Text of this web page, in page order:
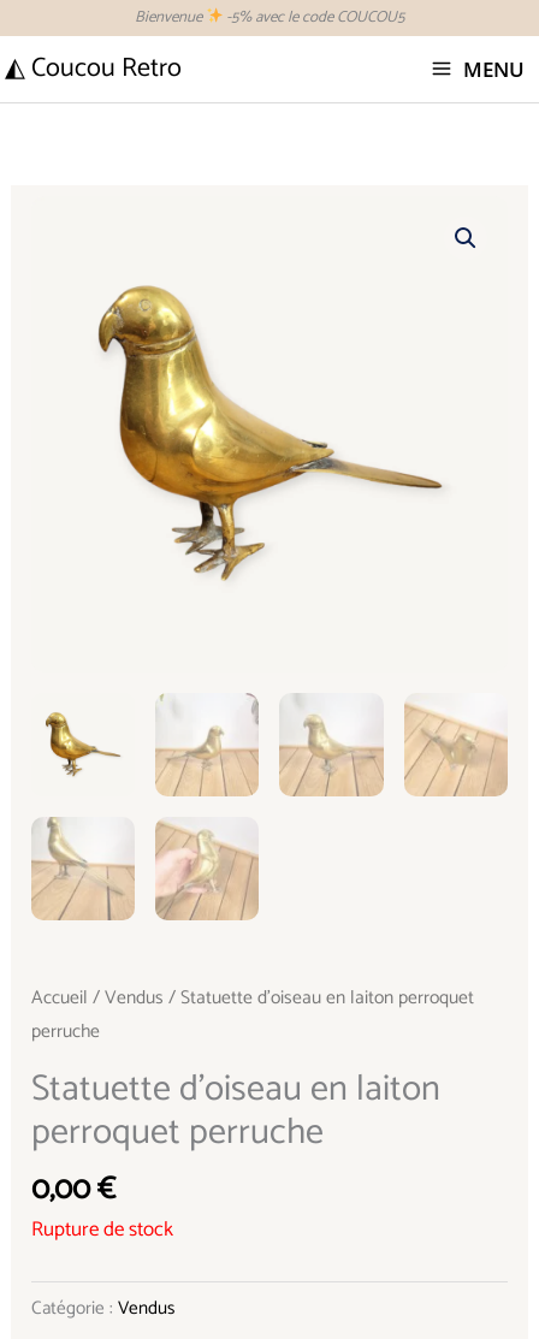
contenu
Bienvenue -5% avec le code COUCOU5
◭ Coucou Retro MENU
Accueil /Vendus / Statuette d’oiseau en laiton perroquet
perruche
Statuette d’oiseau en laiton
perroquet perruche
0,00€
Rupture de stock
Catégorie :Vendus